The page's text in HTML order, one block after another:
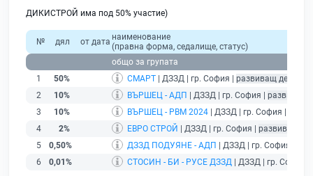
ДИКИСТРОЙ има под 50% участие)
№ дял от дата наименование
(правна форма, седалище, статус)
общо за групата
1
50% СМАРТ | ДЗЗД | гр. София | развиващ дейност
2
10% ВЪРШЕЦ - АДП | ДЗЗД | гр. София | развиващ
3
10% ВЪРШЕЦ - РВМ 2024 | ДЗЗД | гр. София |
4
2% ЕВРО СТРОЙ | ДЗЗД | гр. София | развиващ
5
0,50% ДЗЗД ПОДУЯНЕ - АДП | ДЗЗД | гр. София |
6
0,01% СТОСИН - БИ - РУСЕ ДЗЗД | ДЗЗД | гр. София |